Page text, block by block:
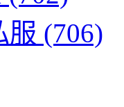
服 (706)